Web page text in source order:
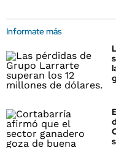
Informate más